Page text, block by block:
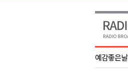
예감좋은날